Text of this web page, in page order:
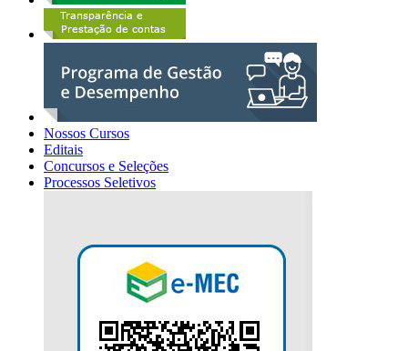
Nossos Cursos
Editais
Concursos e Seleções
Processos Seletivos